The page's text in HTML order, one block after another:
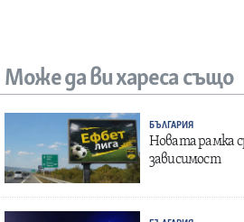
Може да ви хареса също
БЪЛГАРИЯ
Новата рамка
зависимост